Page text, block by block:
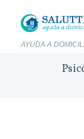
AYUDA A